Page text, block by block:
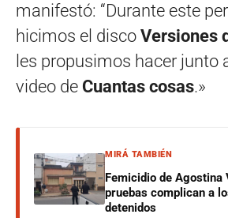
manifestó: “Durante este
hicimos el disco Versiones
les propusimos hacer junto
video de Cuantas cosas.»
MIRÁ TAMBIÉN
Femicidio de Agostina
pruebas complican a
detenidos